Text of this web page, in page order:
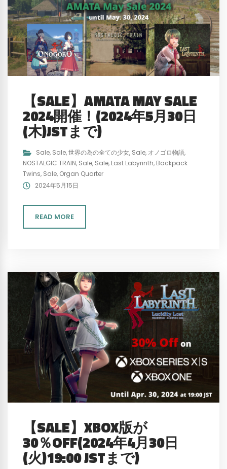
【SALE】AMATA MAY SALE
2024開催！(2024年5月30日
(木)JSTまで)
Sale, Sale,世界の為の全ての少女, Sale, オノゴロ物語,
NOSTALGIC TRAIN, Sale, Sale, Last Labyrinth, Backpack
Twins, Sale, Organ Quarter
2024年5月15日
READ MORE
【SALE】XBOX版が
30％OFF(2024年4月30日
(火)19:00 JSTまで)